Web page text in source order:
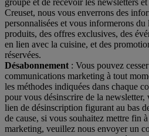
Creuset, nous vous enverrons des
personnalisées et vous informerons
produits, des offres exclusives, des
en lien avec la cuisine, et des
réservées.
Désabonnement : Vous pouvez
communications marketing à tout
les méthodes indiquées dans chaque
pour vous désinscrire de la
lien de désinscription figurant au bas
de cause, si vous souhaitez mettre fin
marketing, veuillez nous envoyer un